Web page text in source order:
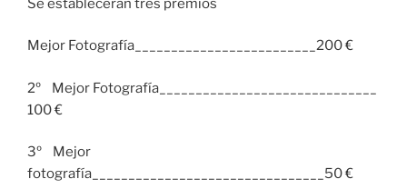
Se establecerán tres premios
Mejor Fotografía_________________________200 €
2º Mejor Fotografía______________________________
100 €
3º Mejor
fotografía________________________________50 €